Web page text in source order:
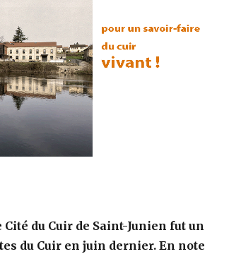
du Cuir de Saint-Junien fut un
du Cuir en juin dernier. En note